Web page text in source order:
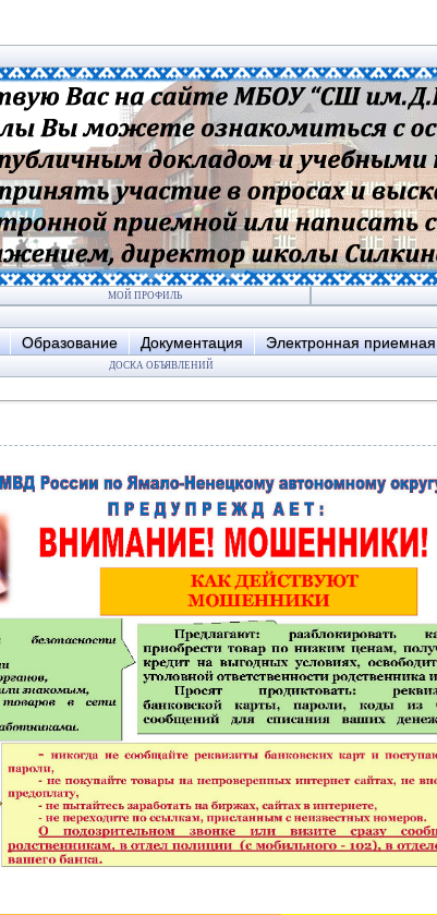
МОЙ ПРОФИЛЬ
Образование Документация Электронная приемная
ДОСКА ОБЪЯВЛЕНИЙ